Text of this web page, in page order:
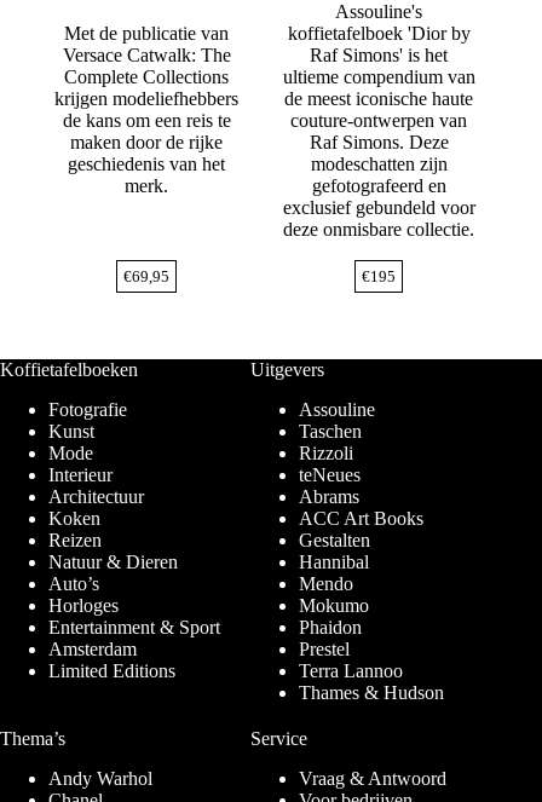
Met de publicatie van
Versace Catwalk: The
Complete Collections
krijgen modeliefhebbers
de kans om een reis te
maken door de rijke
geschiedenis van het
merk.
€69,95
Assouline's
koffietafelboek 'Dior by
Raf Simons' is het
ultieme compendium van
de meest iconische haute
couture-ontwerpen van
Raf Simons. Deze
modeschatten zijn
gefotografeerd en
exclusief gebundeld voor
deze onmisbare collectie.
€195
Koffietafelboeken
Fotografie
Kunst
Mode
Interieur
Architectuur
Koken
Reizen
Natuur & Dieren
Auto’s
Horloges
Entertainment & Sport
Amsterdam
Limited Editions
Uitgevers
Assouline
Taschen
Rizzoli
teNeues
Abrams
ACC Art Books
Gestalten
Hannibal
Mendo
Mokumo
Phaidon
Prestel
Terra Lannoo
Thames & Hudson
Thema’s
Andy Warhol
Service
Vraag & Antwoord